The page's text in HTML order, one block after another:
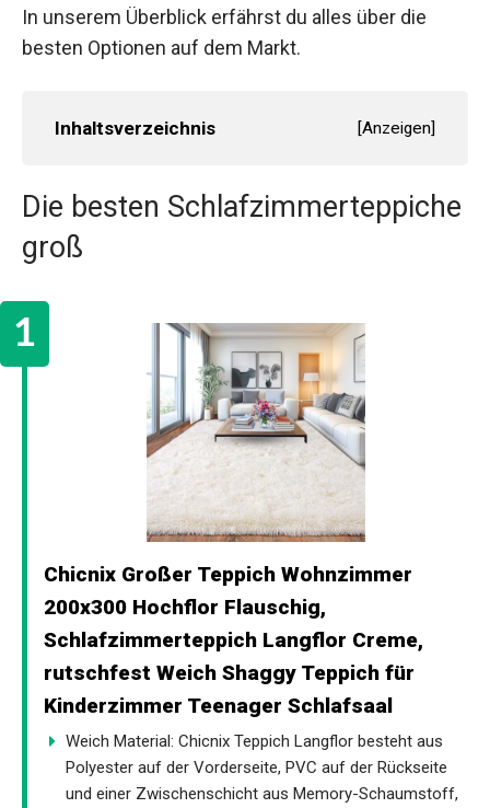
In unserem Überblick erfährst du alles über die
besten Optionen auf dem Markt.
Inhaltsverzeichnis [Anzeigen]
Die besten Schlafzimmerteppiche
groß
Chicnix Großer Teppich Wohnzimmer
200x300 Hochflor Flauschig,
Schlafzimmerteppich Langflor Creme,
rutschfest Weich Shaggy Teppich für
Kinderzimmer Teenager Schlafsaal
Weich Material: Chicnix Teppich Langflor besteht aus
Polyester auf der Vorderseite, PVC auf der Rückseite
und einer Zwischenschicht aus Memory-Schaumstoff,